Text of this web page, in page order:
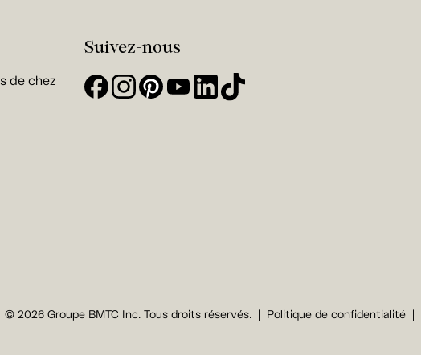
de chez
Suivez-nous
© 2026 Groupe BMTC Inc. Tous droits réservés. Politique de confidentialité